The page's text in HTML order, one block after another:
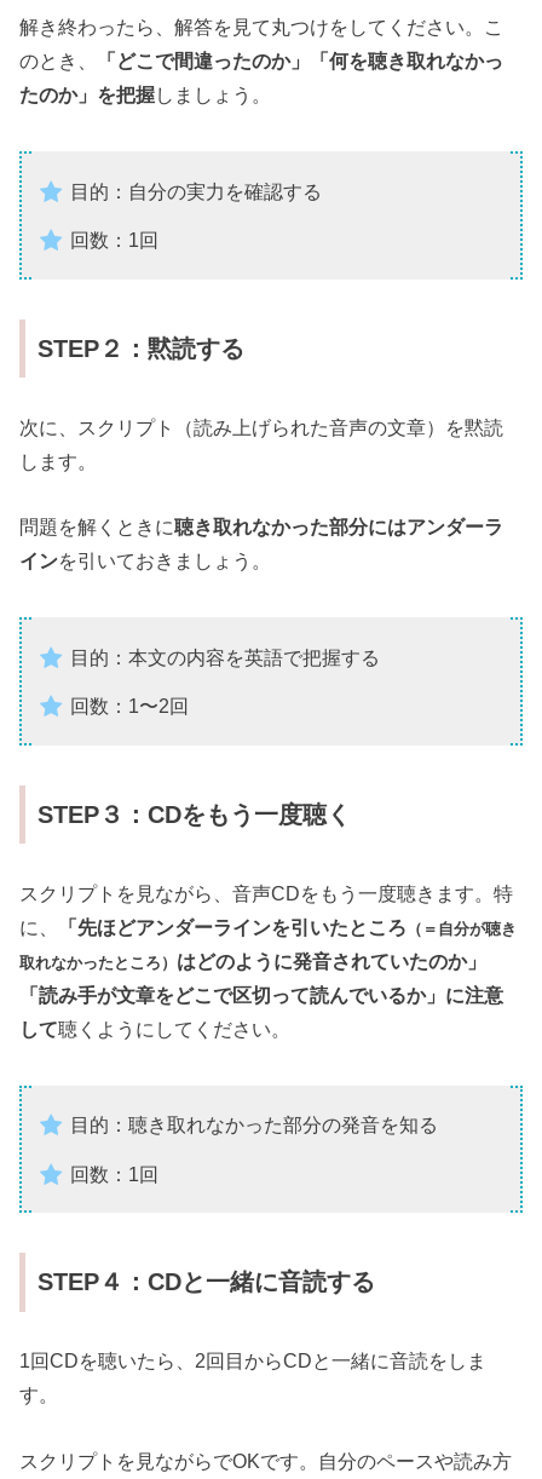
解き終わったら、解答を見て丸つけをしてください。こ
のとき、
「どこで間違ったのか」「何を聴き取れなかっ
たのか」を把握しましょう。
目的：自分の実力を確認する
回数：1回
STEP２：黙読する
次に、スクリプト（読み上げられた音声の文章）を黙読
します。
問題を解くときに聴き取れなかった部分にはアンダーラ
インを引いておきましょう。
目的：本文の内容を英語で把握する
回数：1〜2回
STEP３：CDをもう一度聴く
スクリプトを見ながら、音声CDをもう一度聴きます。特
に、
「先ほどアンダーラインを引いたところ （＝自分が聴き
取れなかったところ） はどのように発音されていたのか」
「読み手が文章をどこで区切って読んでいるか」に注意
して聴くようにしてください。
目的：聴き取れなかった部分の発音を知る
回数：1回
STEP４：CDと一緒に音読する
1回CDを聴いたら、2回目からCDと一緒に音読をしま
す。
スクリプトを見ながらでOKです。自分のペースや読み方